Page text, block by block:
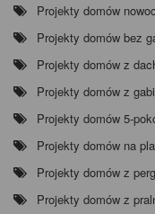
Projekty domów
Projekty domów bez
Projekty domów z
Projekty domów z
Projekty domów 5-
Projekty domów na
Projekty domów z
Projekty domów z